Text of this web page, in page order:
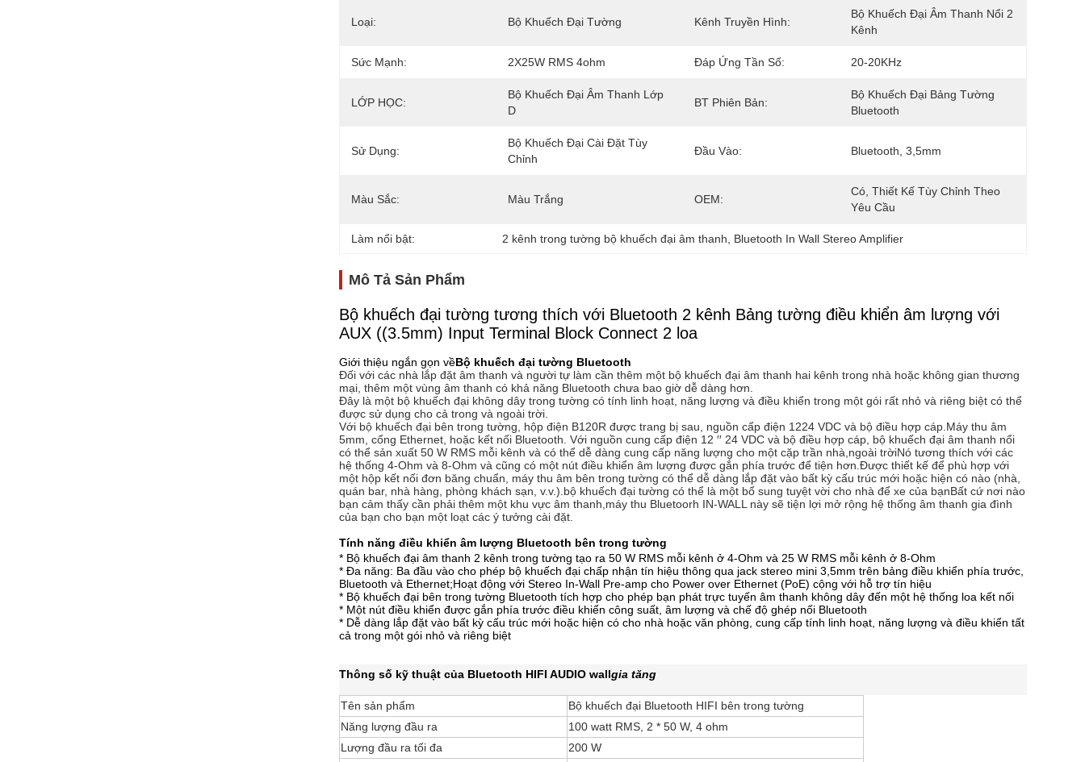
Loại: Bộ Khuếch Đại Tường Kênh Truyền Hình:
Bộ Khuếch Đại Âm Thanh Nổi 2
Kênh
Sức Mạnh: 2X25W RMS 4ohm Đáp Ứng Tần Số: 20-20KHz
LỚP HỌC:
Bộ Khuếch Đại Âm Thanh Lớp
D
BT Phiên Bản:
Bộ Khuếch Đại Bảng Tường
Bluetooth
Sử Dụng:
Bộ Khuếch Đại Cài Đặt Tùy
Chỉnh
Đầu Vào: Bluetooth, 3,5mm
Màu Sắc: Màu Trắng OEM:
Có, Thiết Kế Tùy Chỉnh Theo
Yêu Cầu
Làm nổi bật: 2 kênh trong tường bộ khuếch đại âm thanh Bluetooth In Wall Stereo Amplifier
Mô Tả Sản Phẩm
Bộ khuếch đại tường tương thích với Bluetooth 2 kênh Bảng tường điều khiển âm lượng với
AUX ((3.5mm) Input Terminal Block Connect 2 loa
Giới thiệu ngắn gọn vềBộ khuếch đại tường Bluetooth
Đối với các nhà lắp đặt âm thanh và người tự làm cần thêm một bộ khuếch đại âm thanh hai kênh trong nhà hoặc không gian thương
mại, thêm một vùng âm thanh có khả năng Bluetooth chưa bao giờ dễ dàng hơn.
Đây là một bộ khuếch đại không dây trong tường có tính linh hoạt, năng lượng và điều khiển trong một gói rất nhỏ và riêng biệt có thể
được sử dụng cho cả trong và ngoài trời.
Với bộ khuếch đại bên trong tường, hộp điện B120R được trang bị sau, nguồn cấp điện 1224 VDC và bộ điều hợp cáp.Máy thu âm
5mm, cổng Ethernet, hoặc kết nối Bluetooth. Với nguồn cung cấp điện 12 ′′ 24 VDC và bộ điều hợp cáp, bộ khuếch đại âm thanh nổi
có thể sản xuất 50 W RMS mỗi kênh và có thể dễ dàng cung cấp năng lượng cho một cặp trần nhà,ngoài trờiNó tương thích với các
hệ thống 4-Ohm và 8-Ohm và cũng có một nút điều khiển âm lượng được gắn phía trước để tiện hơn.Được thiết kế để phù hợp với
một hộp kết nối đơn băng chuẩn, máy thu âm bên trong tường có thể dễ dàng lắp đặt vào bất kỳ cấu trúc mới hoặc hiện có nào (nhà,
quán bar, nhà hàng, phòng khách sạn, v.v.).bộ khuếch đại tường có thể là một bổ sung tuyệt vời cho nhà để xe của bạnBất cứ nơi nào
bạn cảm thấy cần phải thêm một khu vực âm thanh,máy thu Bluetoorh IN-WALL này sẽ tiện lợi mở rộng hệ thống âm thanh gia đình
của bạn cho bạn một loạt các ý tưởng cài đặt.
Tính năng điều khiển âm lượng Bluetooth bên trong tường
* Bộ khuếch đại âm thanh 2 kênh trong tường tạo ra 50 W RMS mỗi kênh ở 4-Ohm và 25 W RMS mỗi kênh ở 8-Ohm
* Đa năng: Ba đầu vào cho phép bộ khuếch đại chấp nhận tín hiệu thông qua jack stereo mini 3,5mm trên bảng điều khiển phía trước,
Bluetooth và Ethernet;Hoạt động với Stereo In-Wall Pre-amp cho Power over Ethernet (PoE) cộng với hỗ trợ tín hiệu
* Bộ khuếch đại bên trong tường Bluetooth tích hợp cho phép bạn phát trực tuyến âm thanh không dây đến một hệ thống loa kết nối
* Một nút điều khiển được gắn phía trước điều khiển công suất, âm lượng và chế độ ghép nối Bluetooth
* Dễ dàng lắp đặt vào bất kỳ cấu trúc mới hoặc hiện có cho nhà hoặc văn phòng, cung cấp tính linh hoạt, năng lượng và điều khiển tất
cả trong một gói nhỏ và riêng biệt
Thông số kỹ thuật của Bluetooth HIFI AUDIO wallgia tăng
Tên sản phẩm
Bộ khuếch đại Bluetooth HIFI bên trong tường
Năng lượng đầu ra
100 watt RMS, 2 * 50 W, 4 ohm
Lượng đầu ra tối đa
200 W